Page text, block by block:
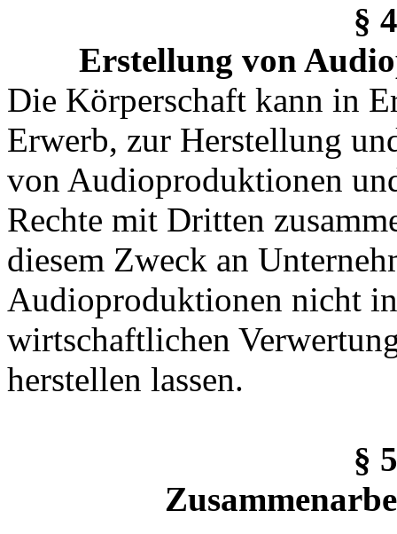
§
Erstellung von
Die Körperschaft kann in
Erwerb, zur Herstellung
von Audioproduktionen
Rechte mit Dritten
diesem Zweck an
Audioproduktionen nicht
wirtschaftlichen
herstellen lassen.
§